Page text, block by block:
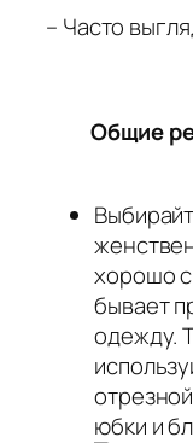
– Часто
Общие
хорошо
бывает
одежду.
юбки и